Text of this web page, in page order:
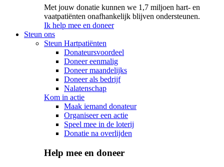
Met jouw donatie kunnen we 1,7 miljoen hart- en
vaatpatiënten onafhankelijk blijven ondersteunen.
Ik help mee en doneer
Steun ons
Steun Hartpatiënten
Donateursvoordeel
Doneer eenmalig
Doneer maandelijks
Doneer als bedrijf
Nalatenschap
Kom in actie
Maak iemand donateur
Organiseer een actie
Speel mee in de loterij
Donatie na overlijden
Help mee en doneer